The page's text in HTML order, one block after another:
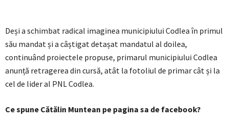
Deși a schimbat radical imaginea municipiului Codlea în primul
său mandat și a câștigat detașat mandatul al doilea,
continuând proiectele propuse, primarul municipiului Codlea
anunță retragerea din cursă, atât la fotoliul de primar cât și la
cel de lider al PNL Codlea.
Ce spune Cătălin Muntean pe pagina sa de facebook?